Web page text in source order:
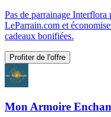
Pas de parrainage Interflora
LeParrain.com et
cadeaux bonifiées.
Profiter de l'offre
Mon Armoire